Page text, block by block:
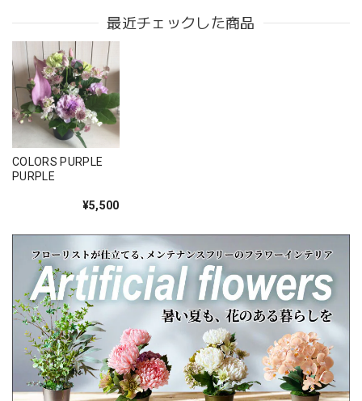
ました。
このたびは大切なご友人への贈り物に、当店の
お花をお選びいただき誠にありがとうございま
した。 また、ご友人にもお喜びいただけたとの
こと、そしてお送りしたアレンジメントを「立
派」とお褒めいただき、大変嬉しく拝見しまし
た。 配送についてもご満足いただけたようで何
のご利用を心よりお待ちしております。 このた
心を伝える花 キモチ 「ありがとう ARIGATO」 6600
姉の誕生日に花束を注文しました。 予め希望やイメージを
伝えたところ、レアなバラを入れて下さり、ワンランクアッ
プでハイセンスな華やかな花束を作ってくださいました。
最近チェックした商品
COLORS PURPLE
PURPLE
¥5,500